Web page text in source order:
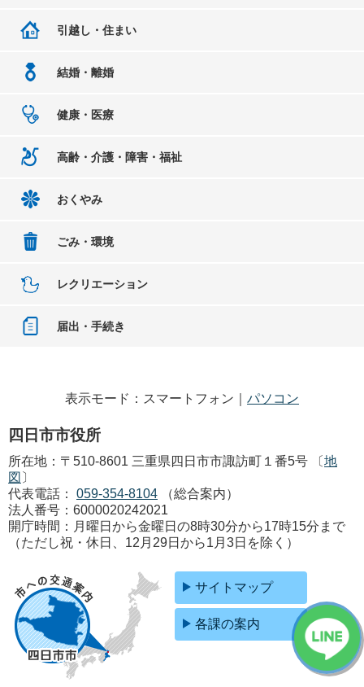
引越し・住まい
結婚・離婚
健康・医療
高齢・介護・障害・福祉
おくやみ
ごみ・環境
レクリエーション
届出・手続き
表示モード：スマートフォン｜ パソコン
四日市市役所
所在地：〒510-8601 三重県四日市市諏訪町１番5号 〔地
図 〕
代表電話：
059-354-8104
（総合案内）
法人番号：6000020242021
開庁時間：月曜日から金曜日の8時30分から17時15分まで
（ただし祝・休日、12月29日から1月3日を除く）
サイトマップ
各課の案内